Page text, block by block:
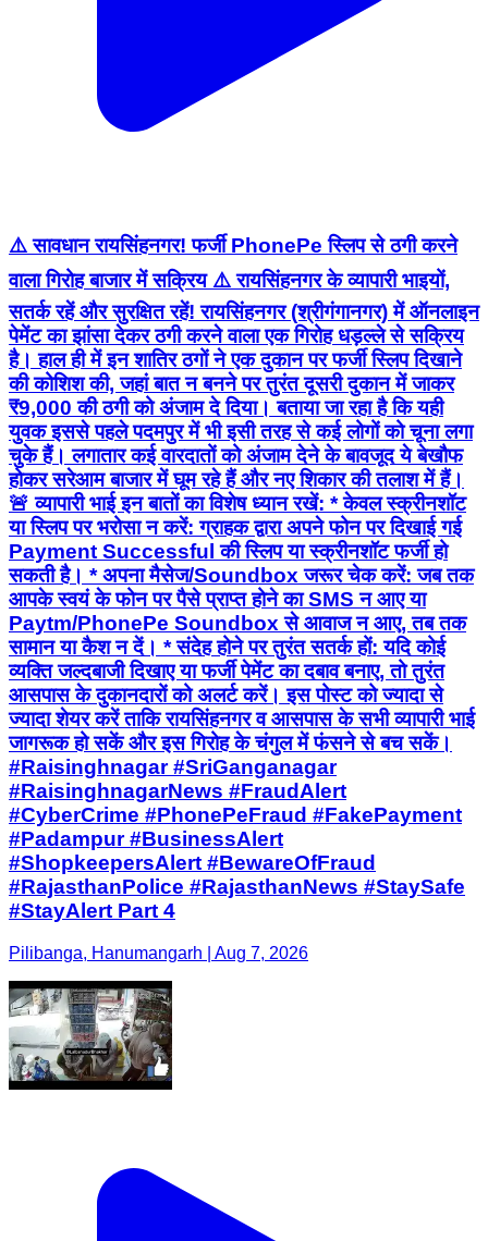
⚠️ सावधान रायसिंहनगर! फर्जी PhonePe स्लिप से ठगी करने
वाला गिरोह बाजार में सक्रिय ⚠️ रायसिंहनगर के व्यापारी भाइयों,
सतर्क रहें और सुरक्षित रहें! रायसिंहनगर (श्रीगंगानगर) में ऑनलाइन
पेमेंट का झांसा देकर ठगी करने वाला एक गिरोह धड़ल्ले से सक्रिय
है। हाल ही में इन शातिर ठगों ने एक दुकान पर फर्जी स्लिप दिखाने
की कोशिश की, जहां बात न बनने पर तुरंत दूसरी दुकान में जाकर
₹9,000 की ठगी को अंजाम दे दिया। बताया जा रहा है कि यही
युवक इससे पहले पदमपुर में भी इसी तरह से कई लोगों को चूना लगा
चुके हैं। लगातार कई वारदातों को अंजाम देने के बावजूद ये बेखौफ
होकर सरेआम बाजार में घूम रहे हैं और नए शिकार की तलाश में हैं।
🚨 व्यापारी भाई इन बातों का विशेष ध्यान रखें: * केवल स्क्रीनशॉट
या स्लिप पर भरोसा न करें: ग्राहक द्वारा अपने फोन पर दिखाई गई
Payment Successful की स्लिप या स्क्रीनशॉट फर्जी हो
सकती है। * अपना मैसेज/Soundbox जरूर चेक करें: जब तक
आपके स्वयं के फोन पर पैसे प्राप्त होने का SMS न आए या
Paytm/PhonePe Soundbox से आवाज न आए, तब तक
सामान या कैश न दें। * संदेह होने पर तुरंत सतर्क हों: यदि कोई
व्यक्ति जल्दबाजी दिखाए या फर्जी पेमेंट का दबाव बनाए, तो तुरंत
आसपास के दुकानदारों को अलर्ट करें। इस पोस्ट को ज्यादा से
ज्यादा शेयर करें ताकि रायसिंहनगर व आसपास के सभी व्यापारी भाई
जागरूक हो सकें और इस गिरोह के चंगुल में फंसने से बच सकें।
#Raisinghnagar #SriGanganagar
#RaisinghnagarNews #FraudAlert
#CyberCrime #PhonePeFraud #FakePayment
#Padampur #BusinessAlert
#ShopkeepersAlert #BewareOfFraud
#RajasthanPolice #RajasthanNews #StaySafe
#StayAlert Part 4
Pilibanga, Hanumangarh | Aug 7, 2026